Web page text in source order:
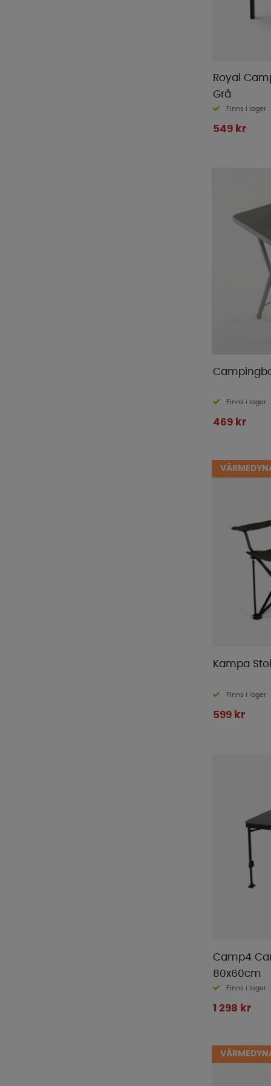
Royal
Grå
Finns i lager
549 kr
Finns i lager
469 kr
Kampa
Finns i lager
599 kr
Camp4
80x60cm
Finns i lager
1 298 kr